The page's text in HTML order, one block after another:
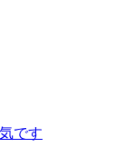
です